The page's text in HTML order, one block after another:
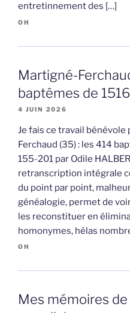
entretinnement des […]
OH
Martigné-
baptêmes de
4 JUIN 2026
Je fais ce travail bénévole
Ferchaud (35) : les 414
155-201 par Odile
retranscription intégrale
du point par point,
généalogie, permet de
les reconstituer en
homonymes, hélas
OH
Mes mémoires